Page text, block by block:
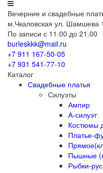
Вечерние и свадебные
м.Чкаловская ул. Шамшева
По записи с 11.00 до 21.00
burleskkk@mail.ru
+7 911 167-50-05
+7 931 541-77-10
Каталог
Свадебные платья
Силуэты
Ампир
А-силуэт
Костюмы
Платье-
Пышные
Рыбки-